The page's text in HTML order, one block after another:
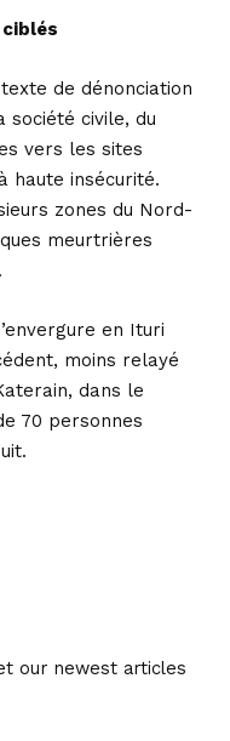
de dénonciation
civile, du
vers les sites
haute insécurité.
zones du Nord-
meurtrières
en Ituri
moins relayé
dans le
70 personnes
our newest articles